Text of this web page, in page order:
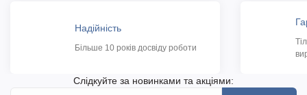
Надійність
Більше 10 років досвіду роботи
Слідкуйте за новинками та акціями: